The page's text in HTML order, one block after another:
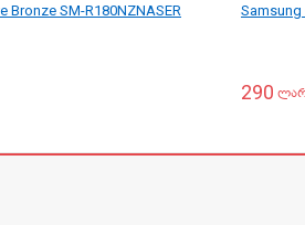
Bronze SM-R180NZNASER Samsung
290